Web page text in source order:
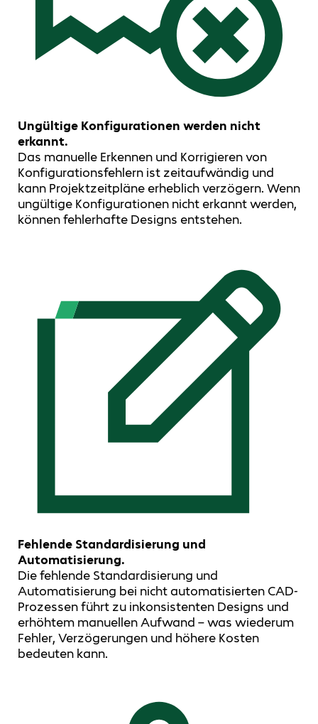
Ungültige Konfigurationen werden nicht
erkannt.
Das manuelle Erkennen und Korrigieren von
Konfigurationsfehlern ist zeitaufwändig und
kann Projektzeitpläne erheblich verzögern. Wenn
ungültige Konfigurationen nicht erkannt werden,
können fehlerhafte Designs entstehen.
Fehlende Standardisierung und
Automatisierung.
Die fehlende Standardisierung und
Automatisierung bei nicht automatisierten CAD-
Prozessen führt zu inkonsistenten Designs und
erhöhtem manuellen Aufwand – was wiederum
Fehler, Verzögerungen und höhere Kosten
bedeuten kann.